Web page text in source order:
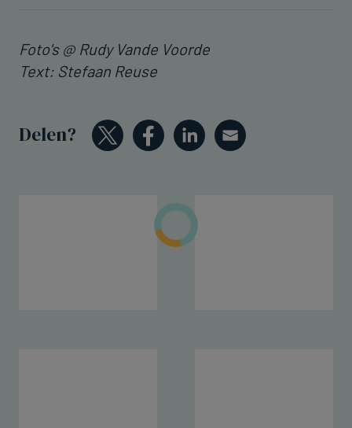
Foto's @ Rudy Vande Voorde
Text: Stefaan Reuse
Delen?